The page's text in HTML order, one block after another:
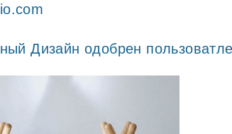
Дизайн одобрен